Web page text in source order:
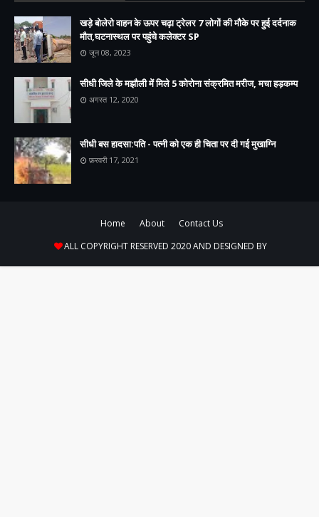
खड़े बोलेरो वाहन के ऊपर चढ़ा ट्रेलर 7 लोगों की मौके पर हुई दर्दनाक
मौत,घटनास्थल पर पहुंचे कलेक्टर SP
जून 08, 2023
सीधी जिले के मझौली में मिले 5 कोरोना संक्रमित मरीज, मचा हड़कम्प
अगस्त 12, 2020
सीधी बस हादसा:पति - पत्नी को एक ही चिता पर दी गई मुखाग्नि
फ़रवरी 17, 2021
Home About
Contact Us
ALL COPYRIGHT RESERVED 2020 AND DESIGNED BY